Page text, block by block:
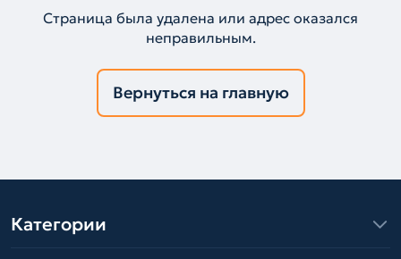
Страница была удалена или адрес оказался
неправильным.
Вернуться на главную
Категории